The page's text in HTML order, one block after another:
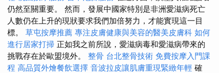
仍然至關重要。 然而，發展中國家特別是非洲愛滋病死亡
人數仍在上升的現狀要求我們加倍努力，才能實現這一目
標。 草屯按摩推薦 專注皮膚健康與美容的醫美皮膚科 如何
進行居家打掃 正如我之前所說，愛滋病毒和愛滋病帶來的
挑戰存在於歐盟境外。 整骨 台北整骨技術 免費按摩入門課
程 高品質外燴餐飲選擇 音波拉皮讓肌膚重現緊緻年輕 確